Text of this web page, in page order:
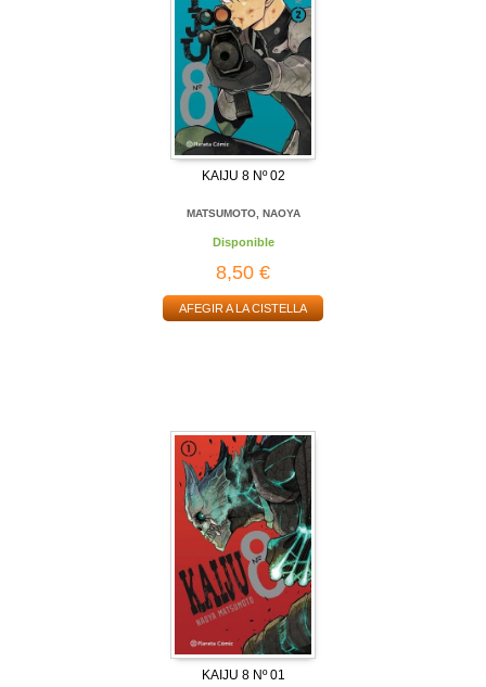
KAIJU 8 Nº 02
MATSUMOTO, NAOYA
Disponible
8,50 €
AFEGIR A LA CISTELLA
KAIJU 8 Nº 01